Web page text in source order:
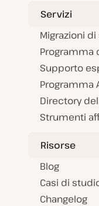
Servizi
Migrazioni
Programma
Supporto
Programma
Directory
Strumenti
Risorse
Blog
Casi di
Changelog